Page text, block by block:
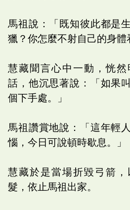
馬祖說：「既知彼此都是
獵？你怎麼不射自己的身體
慧藏聞言心中一動，恍
話，他沉思著說：「如果
個下手處。」
馬祖讚賞地說：「這年輕
惱，今日可說頓時歇息。」
慧藏於是當場折毀弓箭
髮，依止馬祖出家。